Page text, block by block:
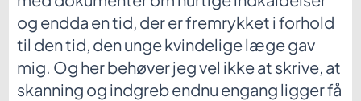
og endda en tid, der er fremrykket i forhold
til den tid, den unge kvindelige læge gav
mig. Og her behøver jeg vel ikke at skrive, at
skanning og indgreb endnu engang ligger få